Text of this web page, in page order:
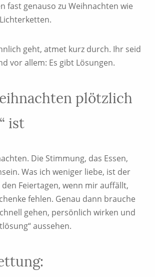
fast genauso zu Weihnachten wie
geht, atmet kurz durch. Ihr seid
vor allem: Es gibt Lösungen.
plötzlich
ist
Die Stimmung, das Essen,
Was ich weniger liebe, ist der
Feiertagen, wenn mir auffällt,
fehlen. Genau dann brauche
gehen, persönlich wirken und
aussehen.